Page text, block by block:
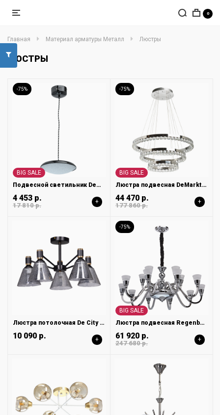
0
Главная Материал арматуры Металл Люстры
ЛЮСТРЫ
-75%
BIG SALE
Подвесной светильник DeMarkt Перегрина 703011201
4 453 р.
17 810 р. +
-75%
BIG SALE
Люстра подвесная DeMarkt Глобула 690010603
44 470 р.
177 860 р. +
Люстра потолочная De City Dela 635011205
10 090 р. +
-75%
BIG SALE
Люстра подвесная Regenbogen Ротенбург 659010615
61 920 р.
247 680 р. +